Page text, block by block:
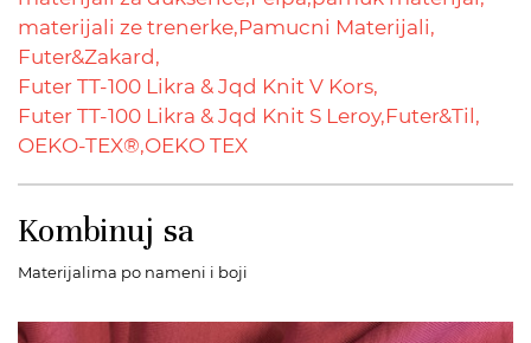
materijali ze trenerke,Pamucni Materijali,
Futer&Zakard,
Futer TT-100 Likra & Jqd Knit V Kors,
Futer TT-100 Likra & Jqd Knit S Leroy,Futer&Til,
OEKO-TEX®,OEKO TEX
Kombinuj sa
Materijalima po nameni i boji